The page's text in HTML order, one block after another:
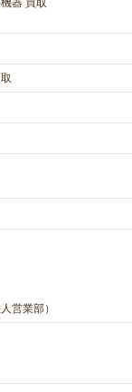
器 買取
営業部）